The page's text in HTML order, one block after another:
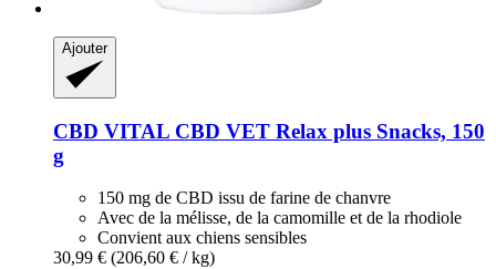
Ajouter
CBD VITAL CBD VET Relax plus Snacks, 150
g
150 mg de CBD issu de farine de chanvre
Avec de la mélisse, de la camomille et de la rhodiole
Convient aux chiens sensibles
30,99 € (206,60 € / kg)